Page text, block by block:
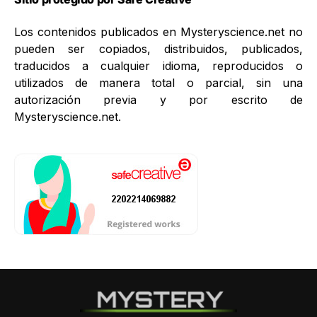
Los contenidos publicados en Mysteryscience.net no
pueden ser copiados, distribuidos, publicados,
traducidos a cualquier idioma, reproducidos o
utilizados de manera total o parcial, sin una
autorización previa y por escrito de
Mysteryscience.net.